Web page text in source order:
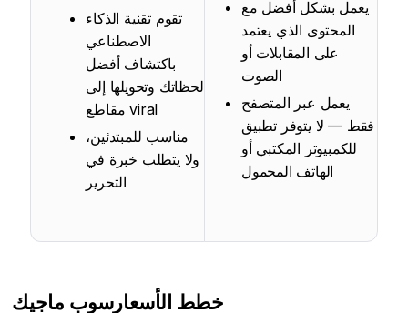
تقوم تقنية الذكاء
الاصطناعي
باكتشاف أفضل
لحظاتك وتحويلها إلى
مقاطع viral
مناسب للمبتدئين،
ولا يتطلب خبرة في
التحرير
يعمل بشكل أفضل مع
المحتوى الذي يعتمد
على المقابلات أو
الصوت
يعمل عبر المتصفح
فقط — لا يتوفر تطبيق
للكمبيوتر المكتبي أو
الهاتف المحمول
سوب ماجيكخطط الأسعار